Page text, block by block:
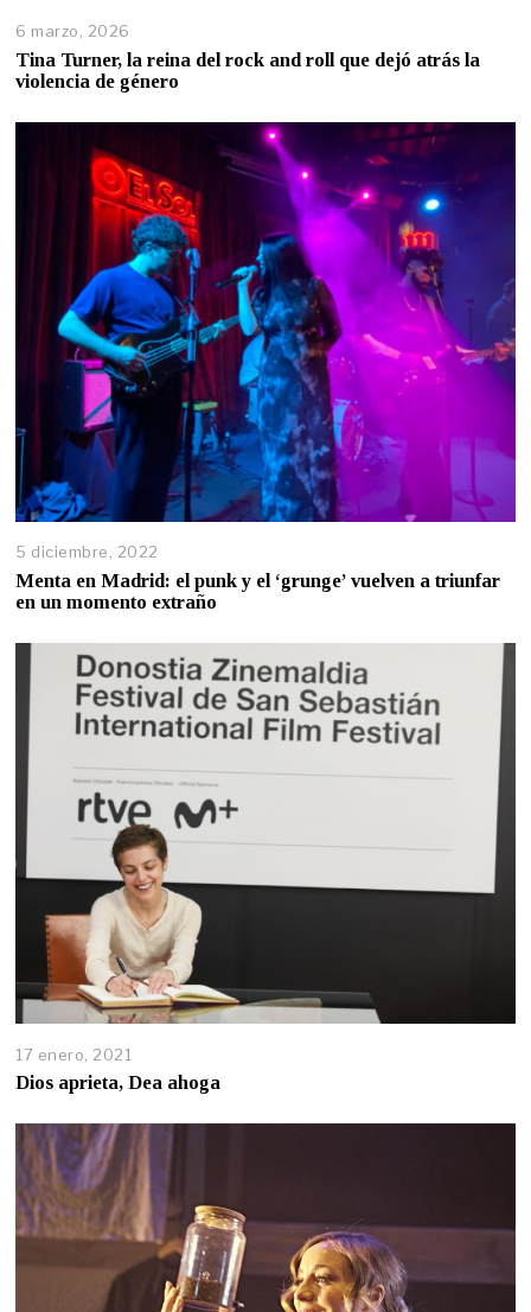
6 marzo, 2026
Tina Turner, la reina del rock and roll que dejó atrás la
violencia de género
5 diciembre, 2022
Menta en Madrid: el punk y el ‘grunge’ vuelven a triunfar
en un momento extraño
17 enero, 2021
Dios aprieta, Dea ahoga